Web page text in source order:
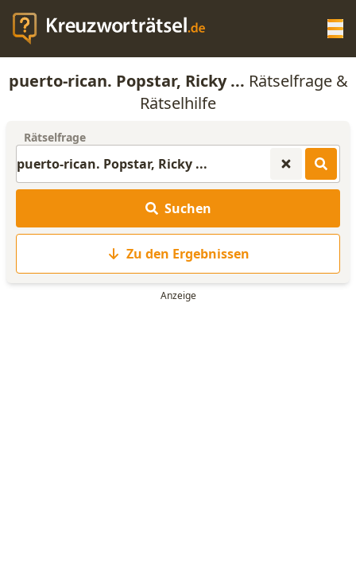
KREUZWORTRÄTSEL-HILFE
ANAGRAMM-GENERATOR
WORTLISTE
puerto-rican. Popstar, Ricky ... Rätselfrage &
Rätselhilfe
Rätselfrage
Suchen
Zu den Ergebnissen